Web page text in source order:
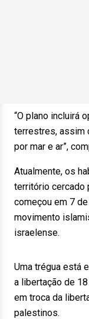
“O plano incluirá
terrestres, assim
por mar e ar”,
Atualmente, os
território cercado
começou em 7
movimento
israelense.
Uma trégua está
a libertação de
em troca da
palestinos.